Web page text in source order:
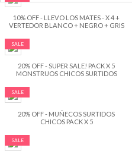
10% OFF - LLEVO LOS MATES - X 4 +
VERTEDOR BLANCO + NEGRO + GRIS
SALE
20% OFF - SUPER SALE! PACK X 5
MONSTRUOS CHICOS SURTIDOS
SALE
20% OFF - MUÑECOS SURTIDOS
CHICOS PACK X 5
SALE